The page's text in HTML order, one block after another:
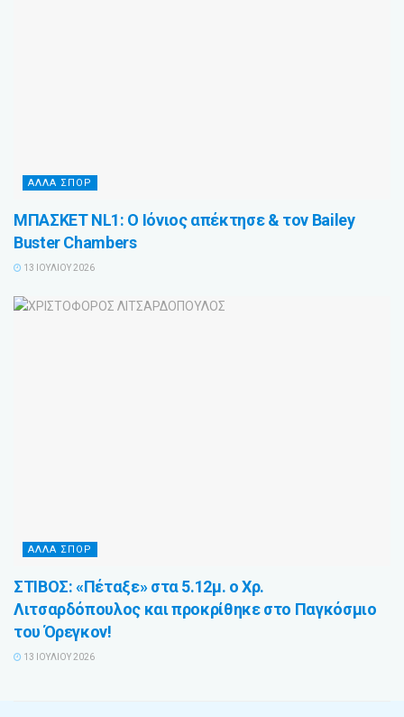
ΑΛΛΑ ΣΠΟΡ
ΜΠΑΣΚΕΤ NL1: Ο Ιόνιος απέκτησε & τον Bailey
Buster Chambers
13 ΙΟΥΛΊΟΥ 2026
ΑΛΛΑ ΣΠΟΡ
ΣΤΙΒΟΣ: «Πέταξε» στα 5.12μ. ο Χρ.
Λιτσαρδόπουλος και προκρίθηκε στο Παγκόσμιο
του Όρεγκον!
13 ΙΟΥΛΊΟΥ 2026